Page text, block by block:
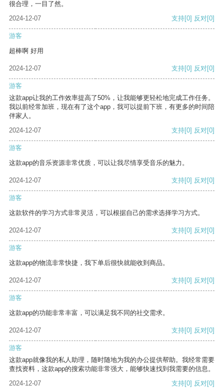
很合理，一目了然。
2024-12-07
支持[0] 反对[0]
游客
超棒啊 好用
2024-12-07 支持[0] 反对[0]
游客
这款app让我的工作效率提高了50%，让我能够更轻松地完成工作任务。
我以前经常加班，现在有了这个app，我可以提前下班，有更多的时间陪
伴家人。
2024-12-07
支持[0] 反对[0]
游客
这款app的音乐资源非常优质，可以让我尽情享受音乐的魅力。
2024-12-07 支持[0] 反对[0]
游客
这款软件的学习方式非常灵活，可以根据自己的需求选择学习方式。
2024-12-07 支持[0] 反对[0]
游客
这款app的物流非常快捷，我下单后很快就能收到商品。
2024-12-07 支持[0] 反对[0]
游客
这款app的功能非常丰富，可以满足我不同的社交需求。
2024-12-07 支持[0] 反对[0]
游客
这款app就像我的私人助理，随时随地为我的办公提供帮助。我经常需要
查找资料，这款app的搜索功能非常强大，能够快速找到我需要的信息。
2024-12-07
支持[0] 反对[0]